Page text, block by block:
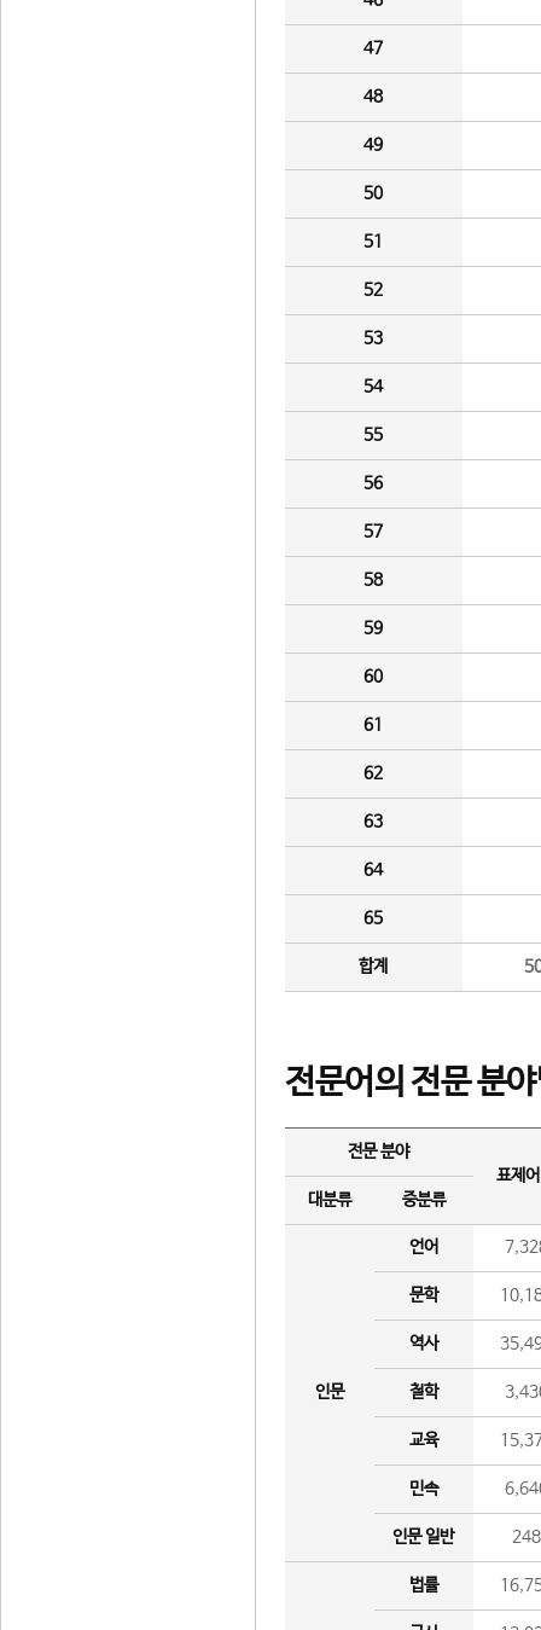
47
48
49
50
51
52
53
54
55
56
57
58
59
60
61
62
63
64
65
합계
전문어의 전문 분
전문 분야
표제
대분류
중분류
인문
언어
문학
역사
철학
교육
민속
인문 일반 248
법률